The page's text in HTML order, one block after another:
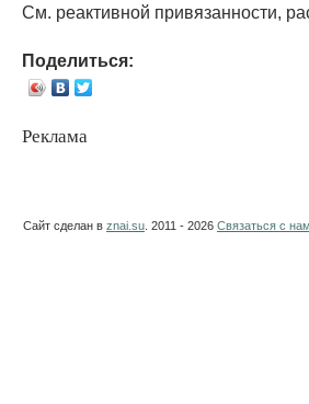
См. реактивной привязанности,
Поделиться:
Реклама
Сайт сделан в znai.su . 2011 - 2026 Связаться с